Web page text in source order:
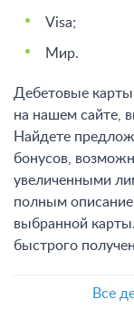
Visa;
Мир.
Дебетовые
на нашем сайте,
Найдете
бонусов,
увеличенными
полным
выбранной
быстрого
Все